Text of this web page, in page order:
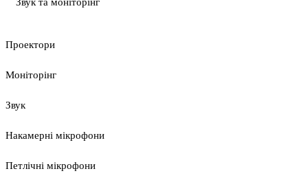
Проектори
Моніторінг
Звук
Накамерні мікрофони
Петлічні мікрофони